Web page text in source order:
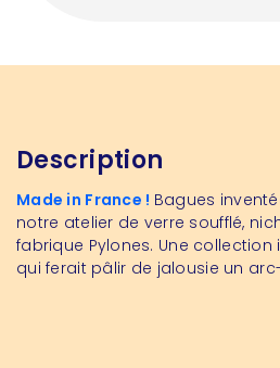
Description
Made in France ! Bagues
notre atelier de verre soufflé,
fabrique Pylones. Une
qui ferait pâlir de jalousie un